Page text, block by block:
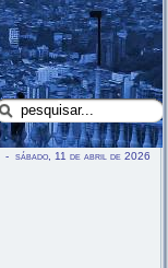
- sábado, 11 de abril de 2026